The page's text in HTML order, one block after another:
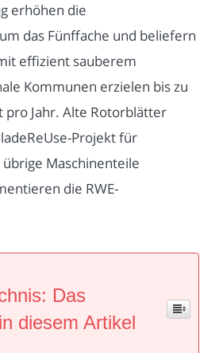
erhöhen die
das Fünffache und beliefern
effizient sauberem
Kommunen erzielen bis zu
pro Jahr. Alte Rotorblätter
Projekt für
Maschinenteile
die RWE-
Das
diesem Artikel